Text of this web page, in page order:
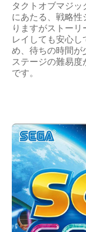
タクトオブマジ
にあたる、戦略性
りますがストー
レイしても安心
め、待ちの時間が
ステージの難易度
です。